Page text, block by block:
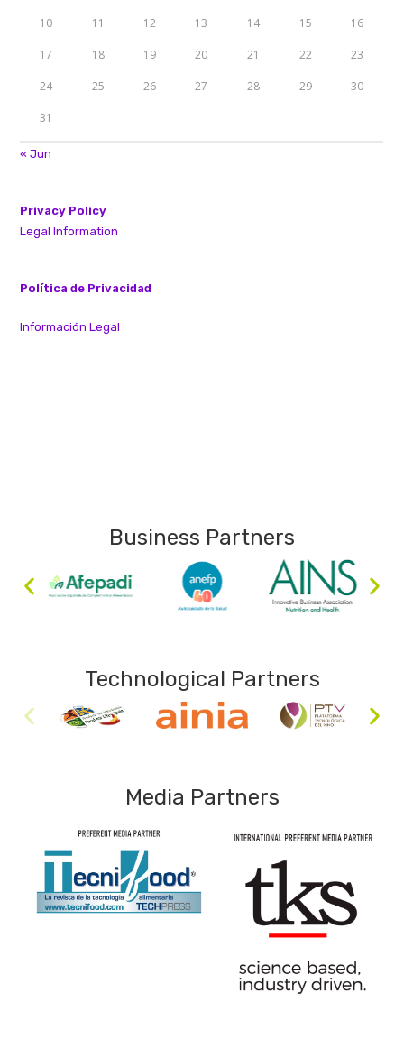
10 11 12 13 14 15 16
17 18 19 20 21 22 23
24 25 26 27 28 29 30
31
« Jun
Privacy Policy
Legal Information
Política de Privacidad
Información Legal
Business Partners
Technological Partners
Media Partners